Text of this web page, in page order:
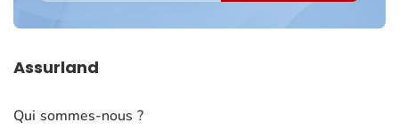
Assurland
Qui sommes-nous ?